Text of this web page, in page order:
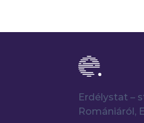
Erdélystat –
Romániáról,